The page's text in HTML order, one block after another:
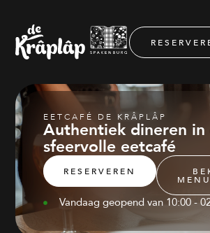
EETCAFÉ DE KRÂPLÂP
Authentiek dineren in
sfeervolle eetcafé
RESERVEREN
Vandaag geopend van 10:00 -